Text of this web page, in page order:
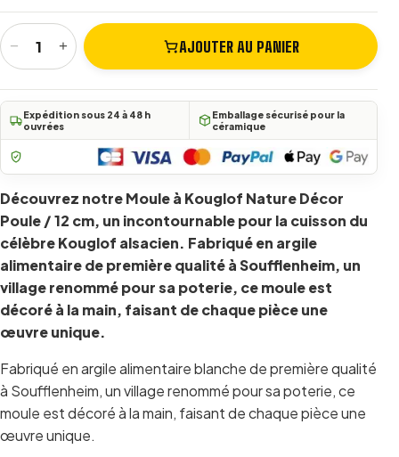
quantité de Moule à Kouglof Décor Poule / 12 cm
− + AJOUTER AU PANIER
Expédition sous 24 à 48 h
ouvrées
Emballage sécurisé pour la
céramique
Découvrez notre Moule à Kouglof Nature Décor
Poule / 12 cm, un incontournable pour la cuisson du
célèbre Kouglof alsacien. Fabriqué en argile
alimentaire de première qualité à Soufflenheim, un
village renommé pour sa poterie, ce moule est
décoré à la main, faisant de chaque pièce une
œuvre unique.
Fabriqué en argile alimentaire blanche de première qualité
à Soufflenheim, un village renommé pour sa poterie, ce
moule est décoré à la main, faisant de chaque pièce une
œuvre unique.